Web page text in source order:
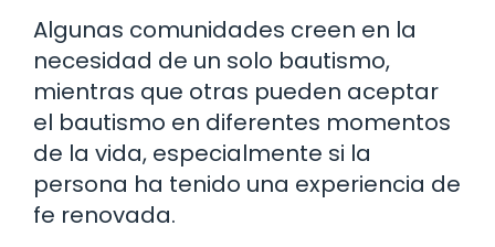
Algunas comunidades creen en la
necesidad de un solo bautismo,
mientras que otras pueden aceptar
el bautismo en diferentes momentos
de la vida, especialmente si la
persona ha tenido una experiencia de
fe renovada.